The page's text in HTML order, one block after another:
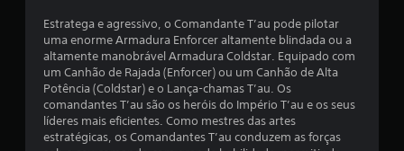
Estratega e agressivo, o Comandante T’au pode pilotar
uma enorme Armadura Enforcer altamente blindada ou a
altamente manobrável Armadura Coldstar. Equipado com
um Canhão de Rajada (Enforcer) ou um Canhão de Alta
Potência (Coldstar) e o Lança-chamas T’au. Os
comandantes T’au são os heróis do Império T’au e os seus
líderes mais eficientes. Como mestres das artes
estratégicas, os Comandantes T’au conduzem as forças